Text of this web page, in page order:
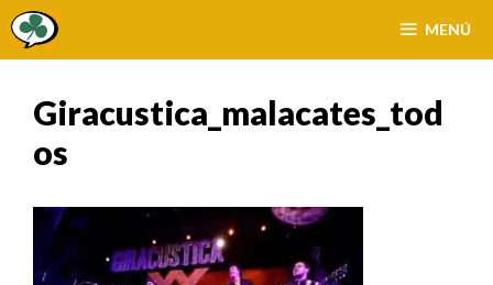
Saltar
MENÚ
Giracustica_malacates_tod
Os